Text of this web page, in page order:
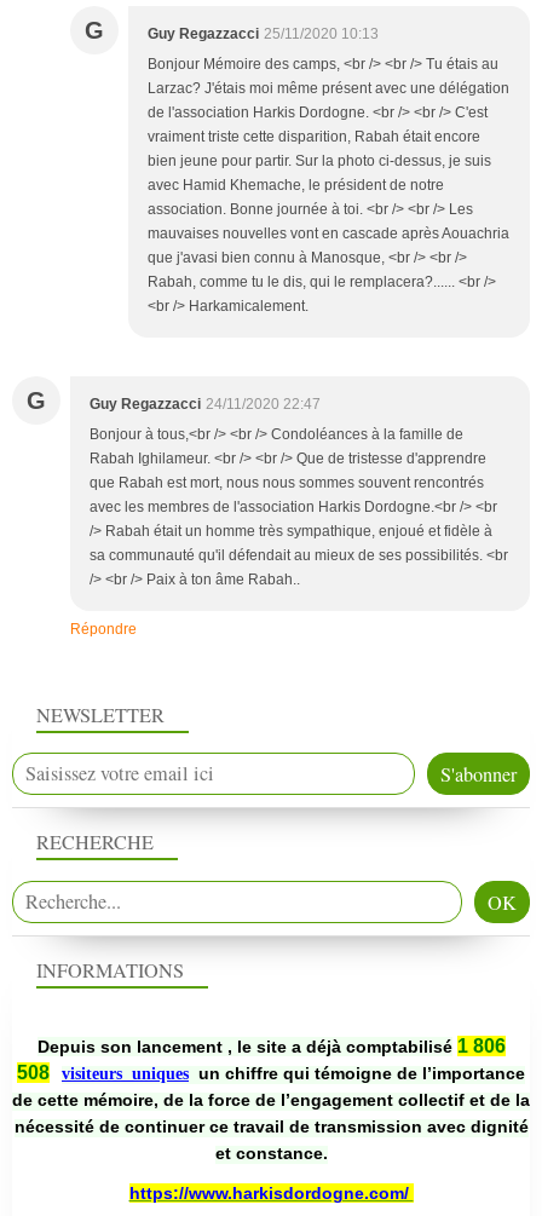
G Guy Regazzacci 25/11/2020 10:13
Bonjour Mémoire des camps, <br /> <br /> Tu étais au
Larzac? J'étais moi même présent avec une délégation
de l'association Harkis Dordogne. <br /> <br /> C'est
vraiment triste cette disparition, Rabah était encore
bien jeune pour partir. Sur la photo ci-dessus, je suis
avec Hamid Khemache, le président de notre
association. Bonne journée à toi. <br /> <br /> Les
mauvaises nouvelles vont en cascade après Aouachria
que j'avasi bien connu à Manosque, <br /> <br />
Rabah, comme tu le dis, qui le remplacera?...... <br />
<br /> Harkamicalement.
G Guy Regazzacci 24/11/2020 22:47
Bonjour à tous,<br /> <br /> Condoléances à la famille de
Rabah Ighilameur. <br /> <br /> Que de tristesse d'apprendre
que Rabah est mort, nous nous sommes souvent rencontrés
avec les membres de l'association Harkis Dordogne.<br /> <br
/> Rabah était un homme très sympathique, enjoué et fidèle à
sa communauté qu'il défendait au mieux de ses possibilités. <br
/> <br /> Paix à ton âme Rabah..
Répondre
NEWSLETTER
RECHERCHE
INFORMATIONS
Depuis son lancement , le site a déjà comptabilisé 1 806
508
visiteurs uniques un chiffre qui témoigne de l’importance
de cette mémoire, de la force de l’engagement collectif et de la
nécessité de continuer ce travail de transmission avec dignité
et constance.
https://www.harkisdordogne.com/